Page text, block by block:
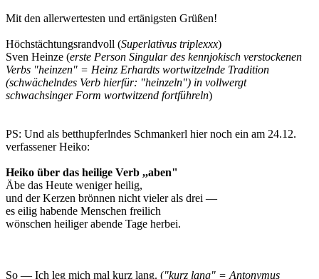
Mit den allerwertesten und ertänigsten Grüßen!
Höchstächtungsrandvoll (Superlativus triplexxx)
Sven Heinze (erste Person Singular des kennjokisch verstockenen
Verbs "heinzen" = Heinz Erhardts wortwitzelnde Tradition
(schwächelndes Verb hierfür: "heinzeln") in vollwergt
schwachsinger Form wortwitzend fortführeln)
PS: Und als betthupferlndes Schmankerl hier noch ein am 24.12.
verfassener Heiko:
Heiko über das heilige Verb ,,aben"
Äbe das Heute weniger heilig,
und der Kerzen brönnen nicht vieler als drei —
es eilig habende Menschen freilich
wönschen heiliger abende Tage herbei.
So — Ich leg mich mal kurz lang. ("kurz lang" = Antonymus